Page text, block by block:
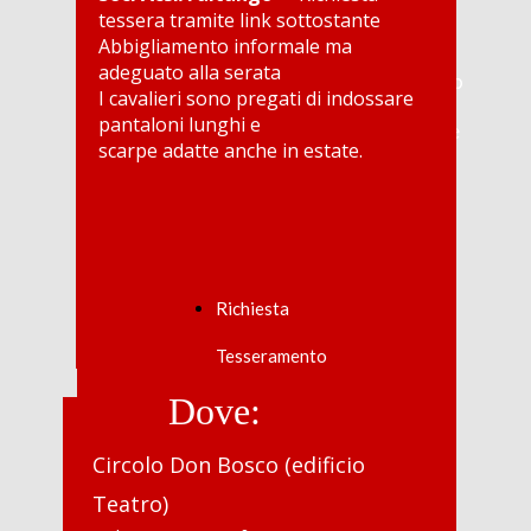
di
Carnevale
Practicando
en
Bressanone
Richiesta
Lezioni
Progetto
"Lasciamo
tessera tramite link sottostante
Abbigliamento informale ma
adeguato alla serata
I cavalieri sono pregati di indossare
pantaloni lunghi e
scarpe adatte anche in estate.
Richiesta
Tesseramento
Circolo Don Bosco (edificio
Teatro)
Dove: